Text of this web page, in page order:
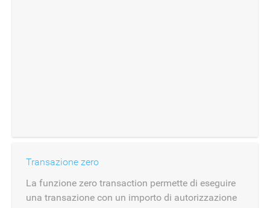
Transazione zero
La funzione zero transaction permette di eseguire
una transazione con un importo di autorizzazione